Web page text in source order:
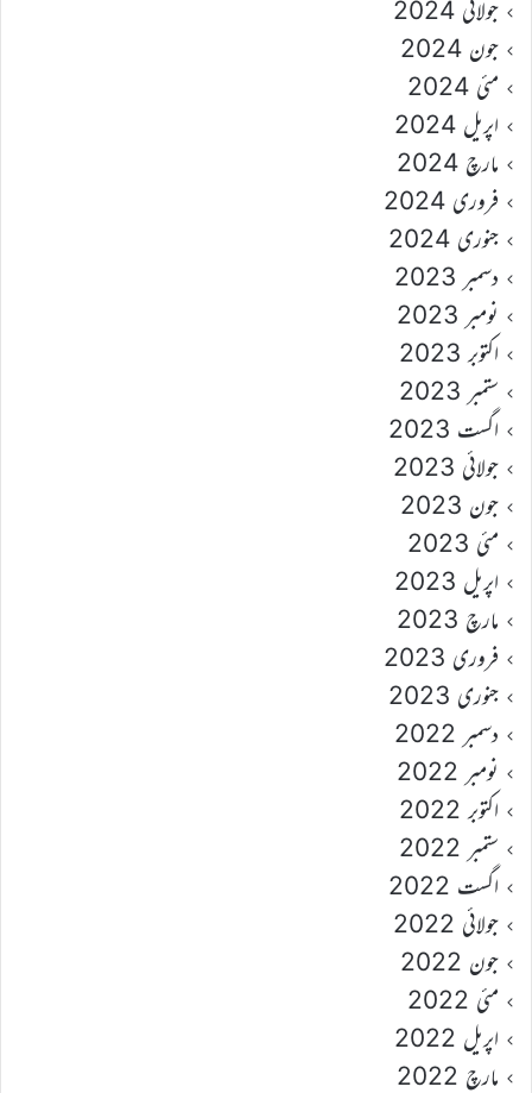
جولائی 2024
جون 2024
مئی 2024
اپریل 2024
مارچ 2024
فروری 2024
جنوری 2024
دسمبر 2023
نومبر 2023
اکتوبر 2023
ستمبر 2023
اگست 2023
جولائی 2023
جون 2023
مئی 2023
اپریل 2023
مارچ 2023
فروری 2023
جنوری 2023
دسمبر 2022
نومبر 2022
اکتوبر 2022
ستمبر 2022
اگست 2022
جولائی 2022
جون 2022
مئی 2022
اپریل 2022
مارچ 2022